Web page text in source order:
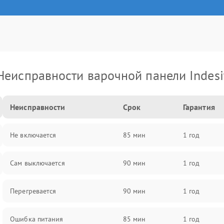
варочной панели
Неисправности Срок Гарантия
Не включается 85 мин 1 год
Сам выключается 90 мин 1 год
Перегревается 90 мин 1 год
Ошибка питания 85 мин 1 год